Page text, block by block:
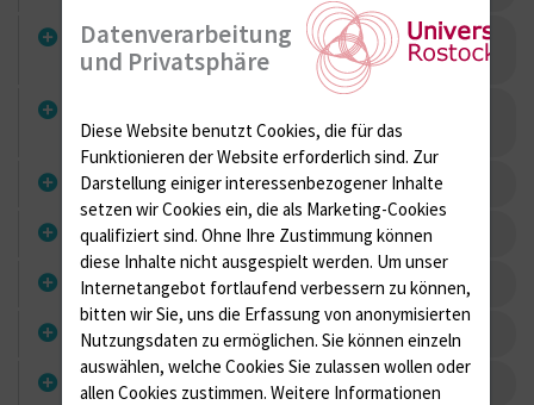
Behinderten- und Rehabilitationssportverein
Grevesmühlen e.V.
Neubrandenburg
Sportverein Turbine Neubrandenburg e.V.
Vitalis-Reha e.V., Neubrandenburg
Die Familieninsel e.V., Gägelow
Pures Leben Schwerin GbR
Breitensportverein Wismar e.V.
Datenverarbeitung
und Privatsphäre
Diese Website benutzt Cookies, die für das
Funktionieren der Website erforderlich sind. Zur
Darstellung einiger interessenbezogener Inhalte
setzen wir Cookies ein, die als Marketing-Cookies
qualifiziert sind. Ohne Ihre Zustimmung können
diese Inhalte nicht ausgespielt werden. Um unser
Internetangebot fortlaufend verbessern zu können,
bitten wir Sie, uns die Erfassung von anonymisierten
Nutzungsdaten zu ermöglichen. Sie können einzeln
auswählen, welche Cookies Sie zulassen wollen oder
allen Cookies zustimmen. Weitere Informationen